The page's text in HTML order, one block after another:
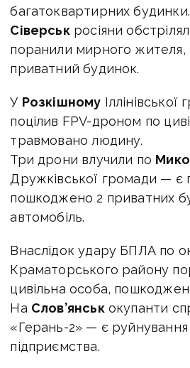
багатоквартирних будинки.
Сіверськросіяни
поранили мирного жителя,
приватний будинок.
У Розкішному
поцілив FPV-дроном по
травмовано людину.
Три дрони влучили по
Дружківської громади — є
пошкоджено 2 приватних
автомобіль.
Внаслідок удару БПЛА по
Краматорського району
цивільна особа,
На Слов’янськокупанти
«Герань-2» — є руйнування
підприємства.